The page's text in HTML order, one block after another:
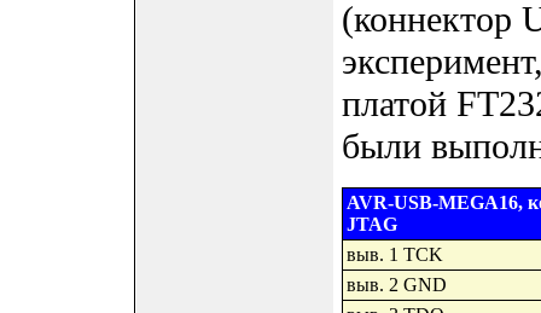
(коннектор
платой
были
AVR-USB-MEGA16,
JTAG
выв. 1 TCK
выв. 2 GND